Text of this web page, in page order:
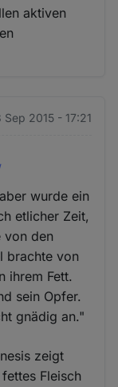
aktiven
Sep 2015 - 17:21
wurde ein
etlicher Zeit,
von den
brachte von
ihrem Fett.
sein Opfer.
gnädig an."
zeigt
Fleisch